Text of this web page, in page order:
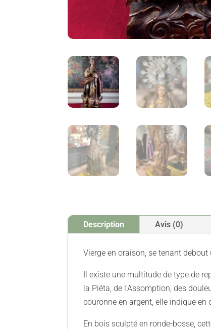
Description Avis (0)
Vierge en oraison, se tenant
Il existe une multitude de type de
la Piéta, de l'Assomption, des
couronne en argent, elle indique en
En bois sculpté en ronde-bosse,